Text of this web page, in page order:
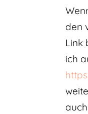
den
Link
ich